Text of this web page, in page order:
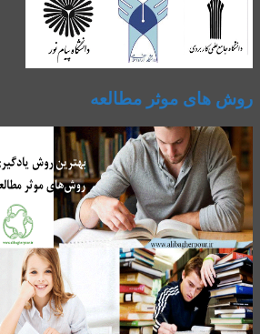
روش های موثر مطالعه